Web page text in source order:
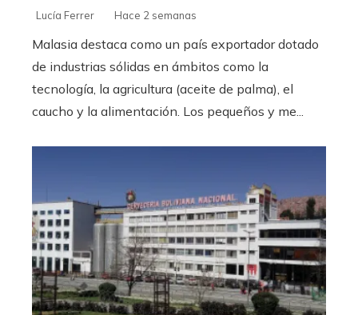
Lucía Ferrer Hace 2 semanas
Malasia destaca como un país exportador dotado
de industrias sólidas en ámbitos como la
tecnología, la agricultura (aceite de palma), el
caucho y la alimentación. Los pequeños y me...